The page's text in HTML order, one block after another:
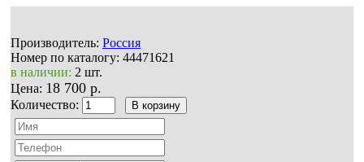
Производитель: Россия
Номер по каталогу: 44471621
в наличии: 2 шт.
Цена: 18 700 р.
Количество: